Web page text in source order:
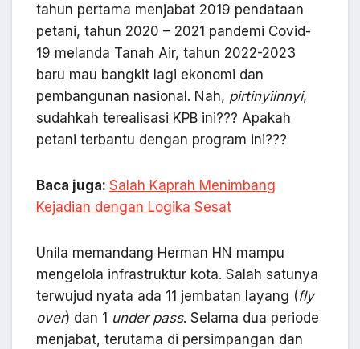
tahun pertama menjabat 2019 pendataan
petani, tahun 2020 – 2021 pandemi Covid-
19 melanda Tanah Air, tahun 2022-2023
baru mau bangkit lagi ekonomi dan
pembangunan nasional. Nah, pirtinyiinnyi,
sudahkah terealisasi KPB ini??? Apakah
petani terbantu dengan program ini???
Baca juga: Salah Kaprah Menimbang
Kejadian dengan Logika Sesat
Unila memandang Herman HN mampu
mengelola infrastruktur kota. Salah satunya
terwujud nyata ada 11 jembatan layang (fly
over) dan 1 under pass. Selama dua periode
menjabat, terutama di persimpangan dan